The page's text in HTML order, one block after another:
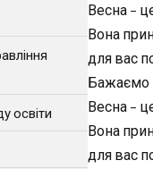
Весна –
Вона
для вас
Бажаємо
Весна –
Вона
для вас
освіти